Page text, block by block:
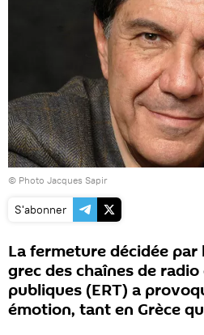
© Photo Jacques Sapir
S'abonner
La fermeture décidée
grec des chaînes de
publiques (ERT) a
émotion, tant en Grèce